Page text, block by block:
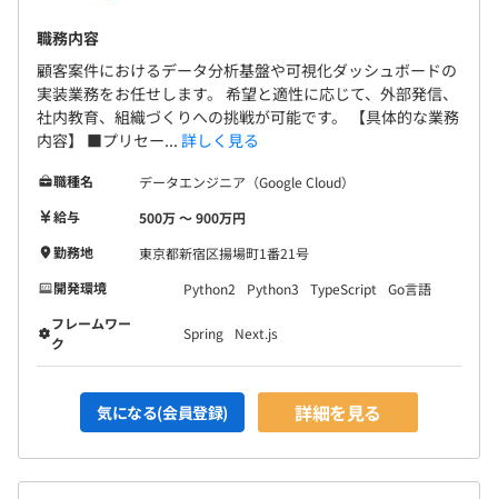
職務内容
顧客案件におけるデータ分析基盤や可視化ダッシュボードの
実装業務をお任せします。 希望と適性に応じて、外部発信、
社内教育、組織づくりへの挑戦が可能です。 【具体的な業務
内容】 ■プリセー... 詳しく見る
職種名
データエンジニア（Google Cloud）
給与
500万 〜 900万円
勤務地
東京都新宿区揚場町1番21号
開発環境
Python2 Python3 TypeScript
Go言語
フレームワー
ク
Spring Next.js
気になる(会員登録) 詳細を見る